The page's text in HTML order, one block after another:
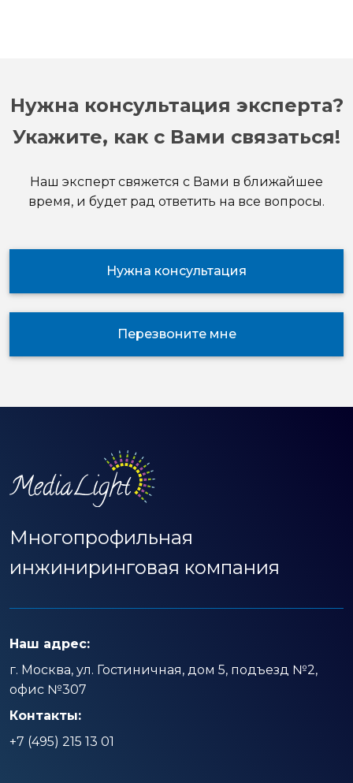
Нужна консультация эксперта?
Укажите, как с Вами связаться!
Наш эксперт свяжется с Вами в ближайшее
время, и будет рад ответить на все вопросы.
Нужна консультация
Перезвоните мне
Многопрофильная
инжиниринговая компания
Наш адрес:
г. Москва, ул. Гостиничная, дом 5, подъезд №2,
офис №307
Контакты:
+7 (495) 215 13 01